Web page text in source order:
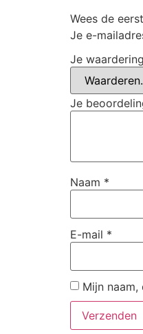
Wees de
Je e-
Je waardering
Je
Naam *
E-mail *
Mijn